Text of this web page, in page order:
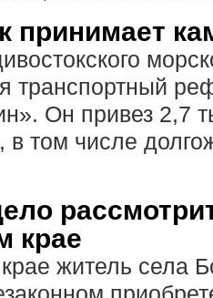
принимает
транспортный
Он привез 2,7
в том числе
крае
житель села